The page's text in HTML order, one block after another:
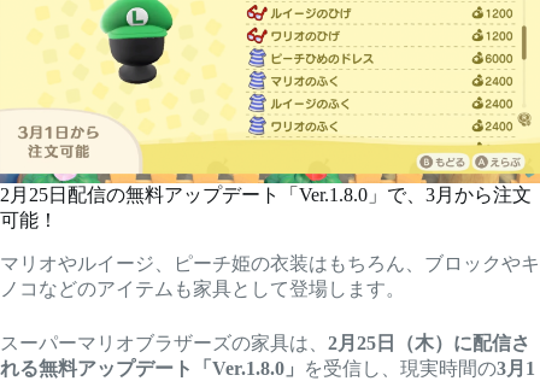
2月25日配信の無料アップデート「Ver.1.8.0」で、3月から注文
可能！
マリオやルイージ、ピーチ姫の衣装はもちろん、ブロックやキ
ノコなどのアイテムも家具として登場します。
スーパーマリオブラザーズの家具は、 2月25日（木）に配信さ
れる無料アップデート「Ver.1.8.0」
を受信し、現実時間の3月1